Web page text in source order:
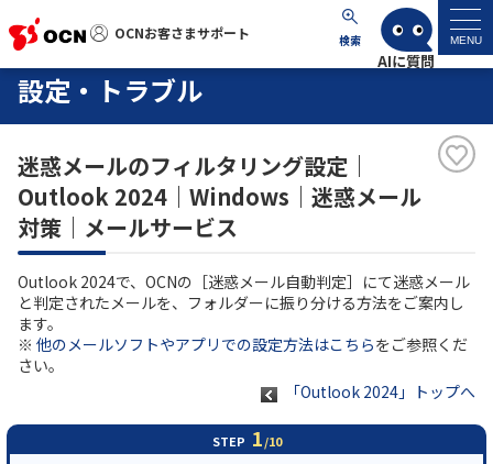
OCNお客さまサポート 検索 MENU
OCNお客さまサポート
サポートトップ
サービス名から探す
よくあるご質問
工事・故障情報
設定・トラブル
迷惑メールのフィルタリング設定｜
Outlook 2024｜Windows｜迷惑メール
対策｜メールサービス
Outlook 2024で、OCNの［迷惑メール自動判定］にて迷惑メール
と判定されたメールを、フォルダーに振り分ける方法をご案内し
ます。
※ 他のメールソフトやアプリでの設定方法はこちらをご参照くだ
さい。
「Outlook 2024」トップへ
STEP 1/10